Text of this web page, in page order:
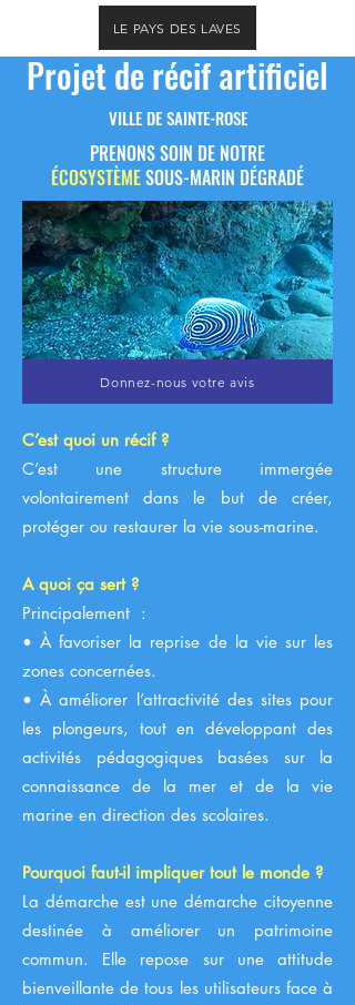
LE PAYS DES LAVES
Projet de récif artificiel
VILLE DE SAINTE-ROSE
PRENONS SOIN DE NOTRE
ÉCOSYSTÈMESOUS-MARIN DÉGRADÉ
Donnez-nous votre avis
C’est quoi un récif ?
C’est une structure immergée
volontairement dans le but de créer,
protéger ou restaurer la vie sous-marine.
A quoi ça sert ?
Principalement :
• À favoriser la reprise de la vie sur les
zones concernées.
• À améliorer l’attractivité des sites pour
les plongeurs, tout en développant des
activités pédagogiques basées sur la
connaissance de la mer et de la vie
marine en direction des scolaires.
Pourquoi faut-il impliquer tout le monde ?
La démarche est une démarche citoyenne
destinée à améliorer un patrimoine
commun. Elle repose sur une attitude
bienveillante de tous les utilisateurs face à